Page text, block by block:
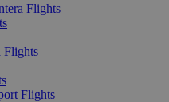
Flights
Flights
Flights